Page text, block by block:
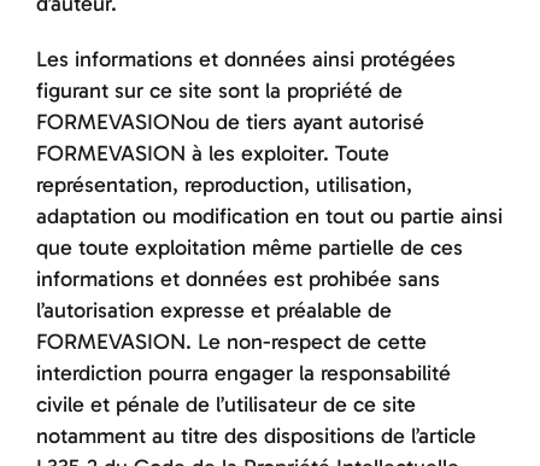
Les informations et données ainsi protégées
figurant sur ce site sont la propriété de
FORMEVASIONou de tiers ayant autorisé
FORMEVASION à les exploiter. Toute
représentation, reproduction, utilisation,
adaptation ou modification en tout ou partie ainsi
que toute exploitation même partielle de ces
informations et données est prohibée sans
l’autorisation expresse et préalable de
FORMEVASION. Le non-respect de cette
interdiction pourra engager la responsabilité
civile et pénale de l’utilisateur de ce site
notamment au titre des dispositions de l’article